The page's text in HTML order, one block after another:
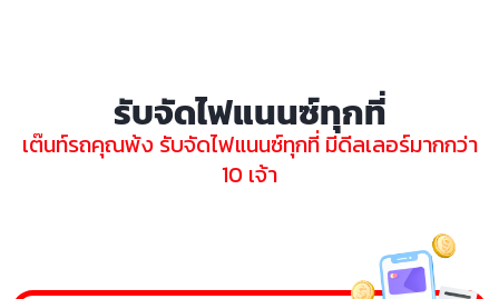
รับจัดไฟแนนซ์ทุกที่
เต๊นท์รถคุณพ้ง รับจัดไฟแนนซ์ทุกที่ มีดีลเลอร์มากกว่า
10 เจ้า